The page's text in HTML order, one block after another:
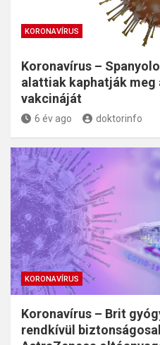
KORONAVÍRUS
Koronavírus –
alattiak kaphatják meg
vakcináját
6 év ago doktorinfo
KORONAVÍRUS
Koronavírus – Brit
rendkívül